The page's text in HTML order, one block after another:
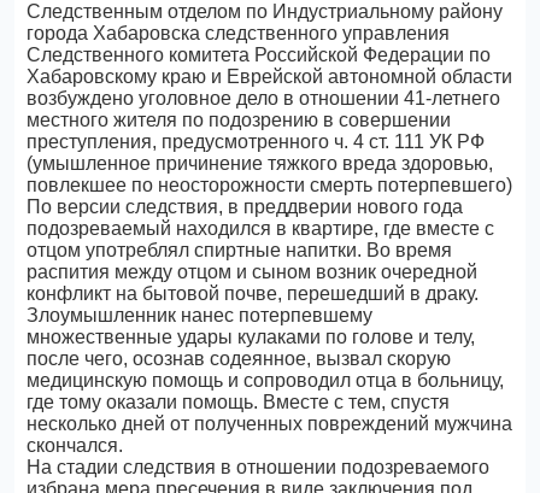
Следственным отделом по Индустриальному району
города Хабаровска следственного управления
Следственного комитета Российской Федерации по
Хабаровскому краю и Еврейской автономной области
возбуждено уголовное дело в отношении 41-летнего
местного жителя по подозрению в совершении
преступления, предусмотренного ч. 4 ст. 111 УК РФ
(умышленное причинение тяжкого вреда здоровью,
повлекшее по неосторожности смерть потерпевшего)
По версии следствия, в преддверии нового года
подозреваемый находился в квартире, где вместе с
отцом употреблял спиртные напитки. Во время
распития между отцом и сыном возник очередной
конфликт на бытовой почве, перешедший в драку.
Злоумышленник нанес потерпевшему
множественные удары кулаками по голове и телу,
после чего, осознав содеянное, вызвал скорую
медицинскую помощь и сопроводил отца в больницу,
где тому оказали помощь. Вместе с тем, спустя
несколько дней от полученных повреждений мужчина
скончался.
На стадии следствия в отношении подозреваемого
избрана мера пресечения в виде заключения под